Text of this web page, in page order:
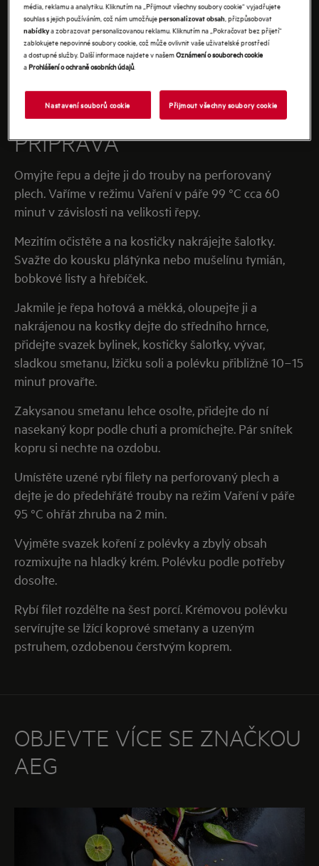
PŘÍPRAVA
Omyjte řepu a dejte ji do trouby na perforovaný
plech. Vaříme v režimu Vaření v páře 99 °C cca 60
minut v závislosti na velikosti řepy.
Mezitím očistěte a na kostičky nakrájejte šalotky.
Svažte do kousku plátýnka nebo mušelínu tymián,
bobkové listy a hřebíček.
Jakmile je řepa hotová a měkká, oloupejte ji a
nakrájenou na kostky dejte do středního hrnce,
přidejte svazek bylinek, kostičky šalotky, vývar,
sladkou smetanu, lžičku soli a polévku přibližně 10−15
minut provařte.
Zakysanou smetanu lehce osolte, přidejte do ní
nasekaný kopr podle chuti a promíchejte. Pár snítek
kopru si nechte na ozdobu.
Umístěte uzené rybí filety na perforovaný plech a
dejte je do předehřáté trouby na režim Vaření v páře
95 °C ohřát zhruba na 2 min.
Vyjměte svazek koření z polévky a zbylý obsah
rozmixujte na hladký krém. Polévku podle potřeby
dosolte.
Rybí filet rozdělte na šest porcí. Krémovou polévku
servírujte se lžící koprové smetany a uzeným
pstruhem, ozdobenou čerstvým koprem.
OBJEVTE VÍCE SE ZNAČKOU
AEG
média, reklamu a analytiku. Kliknutím na „Přijmout všechny soubory cookie“ vyjadřujete
souhlas s jejich používáním, což nám umožňujepersonalizovat obsah , přizpůsobovat
nabídkya zobrazovat personalizovanou reklamu. Kliknutím na „Pokračovat bez přijetí“
zablokujete nepovinné soubory cookie, což může ovlivnit vaše uživatelské prostředí
a dostupné služby. Další informace najdete v našemOznámení o souborech cookie
aProhlášení o ochraně osobních údajů.
Nastavení souborů cookie Přijmout všechny soubory cookie